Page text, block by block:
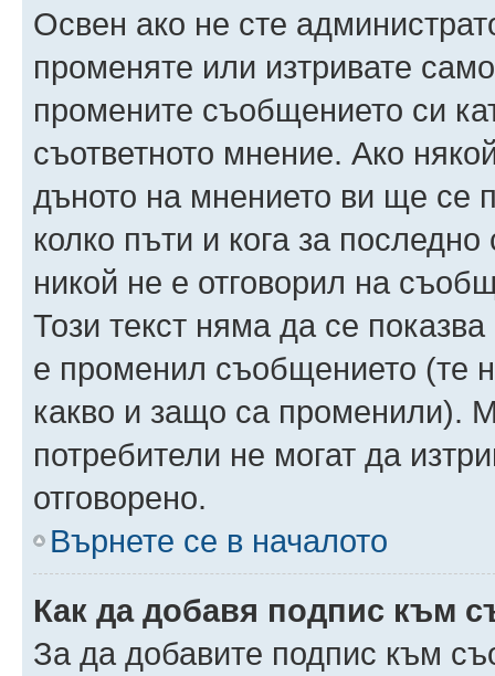
Освен ако не сте
променяте или изтривате
промените съобщението си
съответното мнение. Ако
дъното на мнението ви ще се
колко пъти и кога за
никой не е отговорил на
Този текст няма да се
е променил съобщението (те
какво и защо са променили).
потребители не могат да
отговорено.
Върнете се в началото
Как да добавя подпис към
За да добавите подпис към